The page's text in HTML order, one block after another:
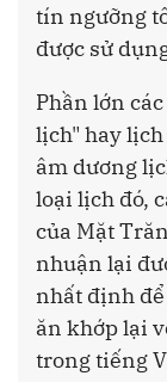
tín ngưỡng
được sử
Phần lớn
lịch" hay
âm dương
loại lịch đó,
của Mặt
nhuận lại
nhất định
ăn khớp lại
trong tiếng